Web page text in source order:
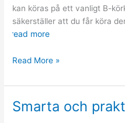
kan köras på ett vanligt B-
säkerställer att du får köra
read more
Olika
av
flyttbilar
Read More »
Smarta och